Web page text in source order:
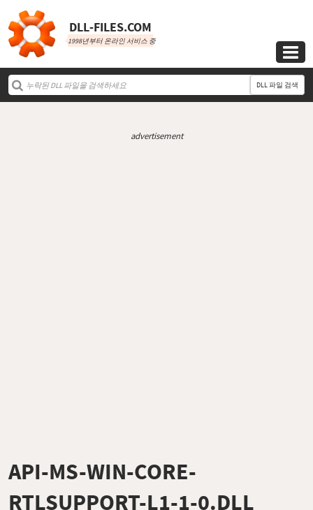
DLL‑FILES.COM
1998년부터 온라인 서비스 중

DLL 파일 검색
advertisement
API-MS-WIN-CORE-
RTLSUPPORT-L1-1-0.DLL